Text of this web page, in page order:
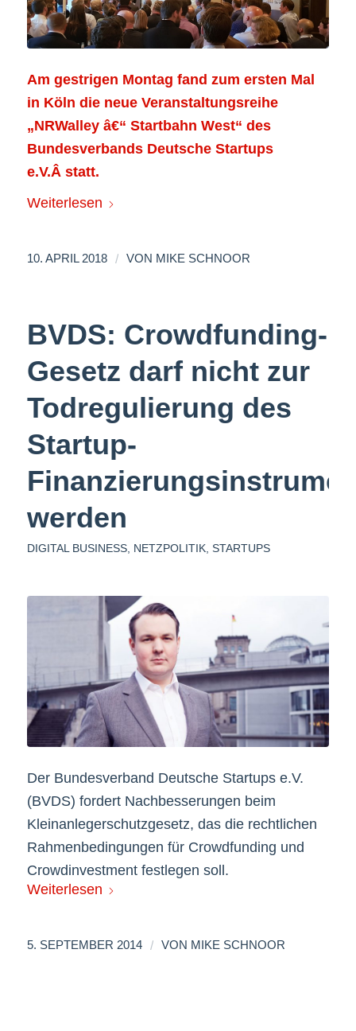
Am gestrigen Montag fand zum ersten Mal
in Köln die neue Veranstaltungsreihe
„NRWalley â€“ Startbahn West“ des
Bundesverbands Deutsche Startups
e.V.Â statt.
Weiterlesen
10. APRIL 2018 / VON MIKE SCHNOOR
BVDS: Crowdfunding-
Gesetz darf nicht zur
Todregulierung des
Startup-
werden
DIGITAL BUSINESS, NETZPOLITIK, STARTUPS
Der Bundesverband Deutsche Startups e.V.
(BVDS) fordert Nachbesserungen beim
Kleinanlegerschutzgesetz, das die rechtlichen
Rahmenbedingungen für Crowdfunding und
Crowdinvestment festlegen soll.
Weiterlesen
5. SEPTEMBER 2014 / VON MIKE SCHNOOR